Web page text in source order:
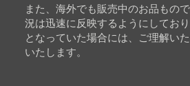
また、海外でも販売中のお品もの
況は迅速に反映するようにしてお
となっていた場合には、ご理解い
いたします。